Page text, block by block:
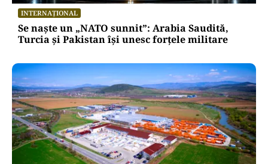
INTERNAȚIONAL
Se naște un „NATO sunnit”: Arabia Saudită,
Turcia și Pakistan își unesc forțele militare